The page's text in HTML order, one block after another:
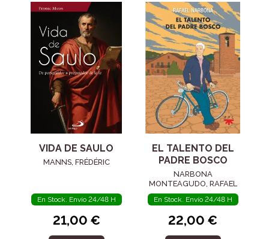
VIDA DE SAULO
MANNS, FRÉDÉRIC
En Stock. Envío 24/48 H
21,00 €
EL TALENTO DEL
PADRE BOSCO
NARBONA
MONTEAGUDO, RAFAEL
En Stock. Envío 24/48 H
22,00 €